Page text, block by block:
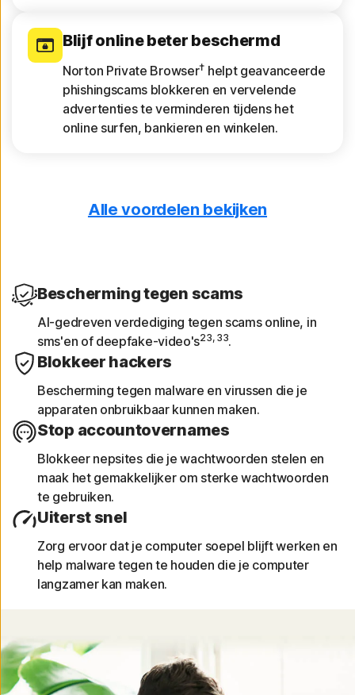
Blijf online beter beschermd
Norton Private Browser† helpt geavanceerde
phishingscams blokkeren en vervelende
advertenties te verminderen tijdens het
online surfen, bankieren en winkelen.
Ontvang apparaatrapporten
apps.
Beveilig je agenda
Identificeer uitnodigingen van iOS Agenda
met riskante links die je informatie in gevaar
kunnen brengen.
Alle voordelen bekijken
Bescherming tegen scams
AI-gedreven verdediging tegen scams online, in
sms'en of deepfake-video's23, 33.
Blokkeer hackers
Bescherming tegen malware en virussen die je
apparaten onbruikbaar kunnen maken.
Stop accountovernames
Blokkeer nepsites die je wachtwoorden stelen en
maak het gemakkelijker om sterke wachtwoorden
te gebruiken.
Uiterst snel
Zorg ervoor dat je computer soepel blijft werken en
help malware tegen te houden die je computer
langzamer kan maken.